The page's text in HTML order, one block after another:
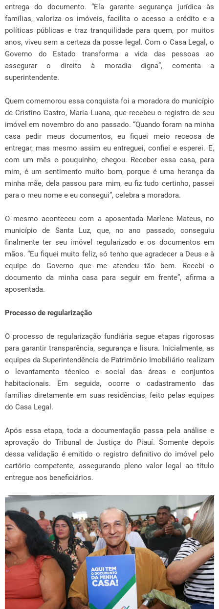
entrega do documento. “Ela garante segurança jurídica às
famílias, valoriza os imóveis, facilita o acesso a crédito e a
políticas públicas e traz tranquilidade para quem, por muitos
anos, viveu sem a certeza da posse legal. Com o Casa Legal, o
Governo do Estado transforma a vida das pessoas ao
assegurar o direito à moradia digna”, comenta a
superintendente.
Quem comemorou essa conquista foi a moradora do município
de Cristino Castro, Maria Luana, que recebeu o registro de seu
imóvel em novembro do ano passado. “Quando foram na minha
casa pedir meus documentos, eu fiquei meio receosa de
entregar, mas mesmo assim eu entreguei, confiei e esperei. E,
com um mês e pouquinho, chegou. Receber essa casa, para
mim, é um sentimento muito bom, porque é uma herança da
minha mãe, dela passou para mim, eu fiz tudo certinho, passei
para o meu nome e eu consegui”, celebra a moradora.
O mesmo aconteceu com a aposentada Marlene Mateus, no
município de Santa Luz, que, no ano passado, conseguiu
finalmente ter seu imóvel regularizado e os documentos em
mãos. “Eu fiquei muito feliz, só tenho que agradecer a Deus e à
equipe do Governo que me atendeu tão bem. Recebi o
documento da minha casa para seguir em frente”, afirma a
aposentada.
Processo de regularização
O processo de regularização fundiária segue etapas rigorosas
para garantir transparência, segurança e lisura. Inicialmente, as
equipes da Superintendência de Patrimônio Imobiliário realizam
o levantamento técnico e social das áreas e conjuntos
habitacionais. Em seguida, ocorre o cadastramento das
famílias diretamente em suas residências, feito pelas equipes
do Casa Legal.
Após essa etapa, toda a documentação passa pela análise e
aprovação do Tribunal de Justiça do Piauí. Somente depois
dessa validação é emitido o registro definitivo do imóvel pelo
cartório competente, assegurando pleno valor legal ao título
entregue aos beneficiários.